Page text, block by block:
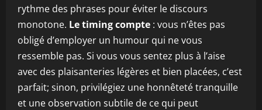
rythme des phrases pour éviter le discours
monotone. Le timing compte : vous n’êtes pas
obligé d’employer un humour qui ne vous
ressemble pas. Si vous vous sentez plus à l’aise
avec des plaisanteries légères et bien placées, c’est
parfait; sinon, privilégiez une honnêteté tranquille
et une observation subtile de ce qui peut